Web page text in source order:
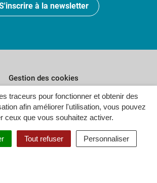
traceurs pour fonctionner et obtenir des
afin améliorer l'utilisation, vous pouvez
ceux que vous souhaitez activer.
Tout refuser Personnaliser
à la newsletter
Gestion des cookies
Plan du site
de confidentialité
Crédits